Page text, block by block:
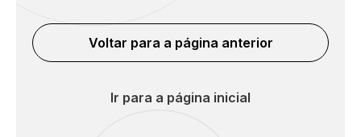
Voltar para a página anterior
Ir para a página inicial